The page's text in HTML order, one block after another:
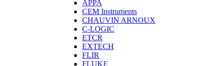
APPA
CEM Instruments
CHAUVIN ARNOUX
C-LOGIC
ETCR
EXTECH
FLIR
FLUKE